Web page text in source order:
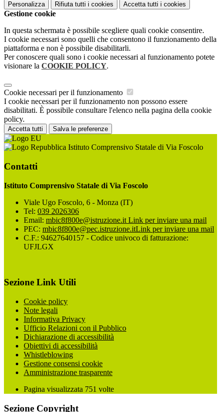
Personalizza Rifiuta tutti i cookies Accetta tutti i cookies
Gestione cookie
In questa schermata è possibile scegliere quali cookie consentire.
I cookie necessari sono quelli che consentono il funzionamento della
piattaforma e non è possibile disabilitarli.
Per conoscere quali sono i cookie necessari al funzionamento potete
visionare la COOKIE POLICY.
Cookie necessari per il funzionamento
I cookie necessari per il funzionamento non possono essere
disabilitati. È possibile consultare l'elenco nella pagina della cookie
policy.
Accetta tutti Salva le preferenze
Istituto Comprensivo Statale di Via Foscolo
Contatti
Istituto Comprensivo Statale di Via Foscolo
Viale Ugo Foscolo, 6 - Monza (IT)
Tel: 039 2026306
Email: mbic8f800e@istruzione.it Link per inviare una mail
PEC: mbic8f800e@pec.istruzione.itLink per inviare una mail
C.F.: 94627640157 - Codice univoco di fatturazione:
UFJLGX
Sezione Link Utili
Cookie policy
Note legali
Informativa Privacy
Ufficio Relazioni con il Pubblico
Dichiarazione di accessibilità
Obiettivi di accessibilità
Whistleblowing
Gestione consensi cookie
Amministrazione trasparente
Pagina visualizzata 751 volte
Sezione Copyright